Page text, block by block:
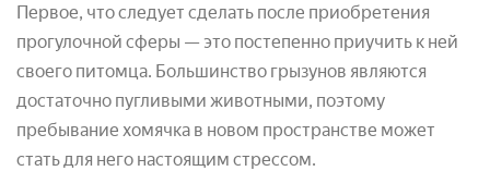
Первое, что следует сделать после приобретения
прогулочной сферы — это постепенно приучить к ней
своего питомца. Большинство грызунов являются
достаточно пугливыми животными, поэтому
пребывание хомячка в новом пространстве может
стать для него настоящим стрессом.